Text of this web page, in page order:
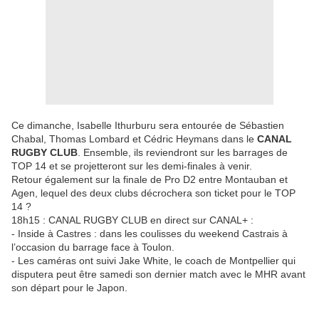
Ce dimanche, Isabelle Ithurburu sera entourée de Sébastien
Chabal, Thomas Lombard et Cédric Heymans dans le CANAL
RUGBY CLUB . Ensemble, ils reviendront sur les barrages de
TOP 14 et se projetteront sur les demi-finales à venir.
Retour également sur la finale de Pro D2 entre Montauban et
Agen, lequel des deux clubs décrochera son ticket pour le TOP
14 ?
18h15 : CANAL RUGBY CLUB en direct sur CANAL+ :
- Inside à Castres : dans les coulisses du weekend Castrais à
l’occasion du barrage face à Toulon.
- Les caméras ont suivi Jake White, le coach de Montpellier qui
disputera peut être samedi son dernier match avec le MHR avant
son départ pour le Japon.